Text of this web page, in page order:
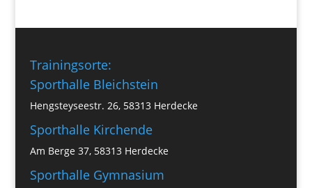
Trainingsorte:
Sporthalle Bleichstein
Hengsteyseestr. 26, 58313 Herdecke
Sporthalle Kirchende
Am Berge 37, 58313 Herdecke
Sporthalle Gymnasium